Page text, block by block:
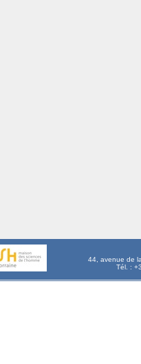
44, avenue de
Tél. :